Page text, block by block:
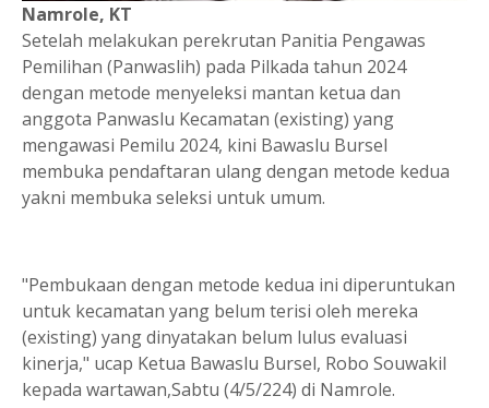
Namrole, KT
Setelah melakukan perekrutan Panitia Pengawas
Pemilihan (Panwaslih) pada Pilkada tahun 2024
dengan metode menyeleksi mantan ketua dan
anggota Panwaslu Kecamatan (existing) yang
mengawasi Pemilu 2024, kini Bawaslu Bursel
membuka pendaftaran ulang dengan metode kedua
yakni membuka seleksi untuk umum.
"Pembukaan dengan metode kedua ini diperuntukan
untuk kecamatan yang belum terisi oleh mereka
(existing) yang dinyatakan belum lulus evaluasi
kinerja," ucap Ketua Bawaslu Bursel, Robo Souwakil
kepada wartawan,Sabtu (4/5/224) di Namrole.